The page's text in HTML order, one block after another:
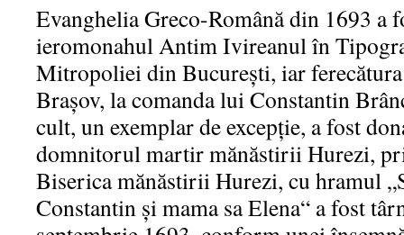
Evanghelia Greco-Română din 1693 a
ieromonahul Antim Ivireanul în
Mitropoliei din Bucureşti, iar
Brașov, la comanda lui Constantin
cult, un exemplar de excepție, a fost
domnitorul martir mănăstirii Hurezi,
Biserica mănăstirii Hurezi, cu hramul
Constantin și mama sa Elena“ a fost